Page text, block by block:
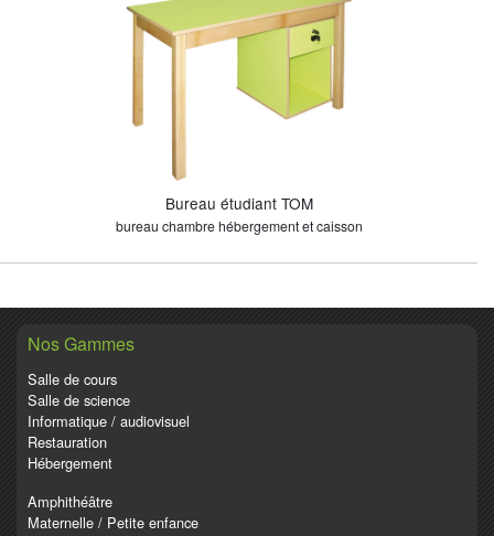
Bureau étudiant TOM
bureau chambre hébergement et caisson
Nos Gammes
Salle de cours
Salle de science
Informatique / audiovisuel
Restauration
Hébergement
Amphithéâtre
Maternelle / Petite enfance